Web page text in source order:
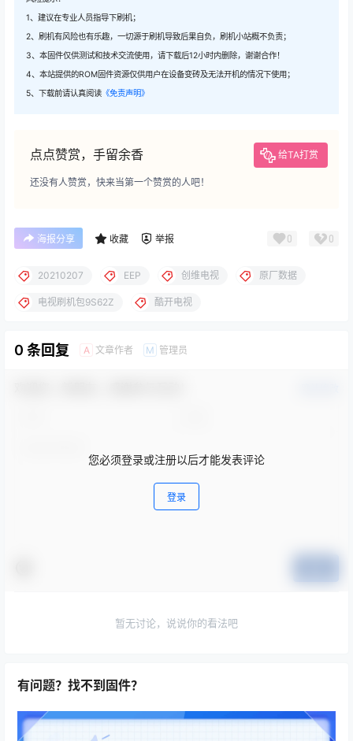
1、建议在专业人员指导下刷机；
2、刷机有风险也有乐趣，一切源于刷机导致后果自负，刷机小站概不负责；
3、本固件仅供测试和技术交流使用，请下载后12小时内删除，谢谢合作！
4、本站提供的ROM固件资源仅供用户在设备变砖及无法开机的情况下使用；
5、下载前请认真阅读 《免责声明》
点点赞赏，手留余香 给TA打赏
还没有人赞赏，快来当第一个赞赏的人吧！
海报分享 收藏 举报 0 0
20210207 EEP 创维电视 原厂数据
电视刷机包9S62Z 酷开电视
0 条回复 A 文章作者 M 管理员
您必须登录或注册以后才能发表评论
登录
暂无讨论，说说你的看法吧
有问题？找不到固件？